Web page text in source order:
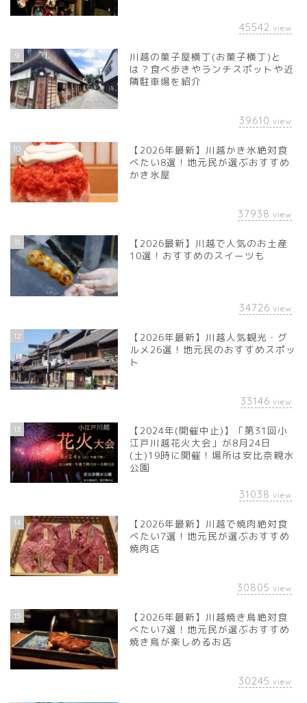
45542 view
9
川越の菓子屋横丁(お菓子横丁)と
は？食べ歩きやランチスポットや近
隣駐車場を紹介
39610 view
10
【2026年最新】川越かき氷絶対食
べたい8選！地元民が選ぶおすすめ
かき氷屋
37938 view
11
【2026最新】川越で人気のお土産
10選！おすすめのスイーツも
34726 view
12
【2026年最新】川越人気観光・グ
ルメ26選！地元民のおすすめスポッ
ト
33146 view
13
【2024年(開催中止)】「第31回小
江戸川越花火大会」が8月24日
(土)19時に開催！場所は安比奈親水
公園
31038 view
14
【2026年最新】川越で焼肉絶対食
べたい7選！地元民が選ぶおすすめ
焼肉店
30805 view
15
【2026年最新】川越焼き鳥絶対食
べたい7選！地元民が選ぶおすすめ
焼き鳥が楽しめるお店
30245 view